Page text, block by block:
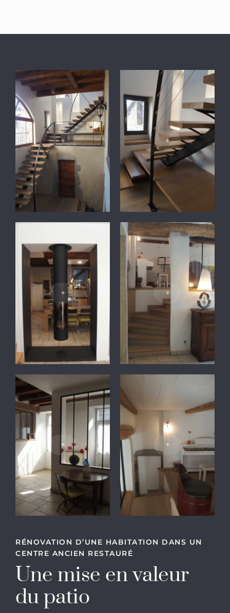
+ +
+ +
+ +
RÉNOVATION D’UNE HABITATION DANS UN
CENTRE ANCIEN RESTAURÉ
Une mise en valeur
du patio